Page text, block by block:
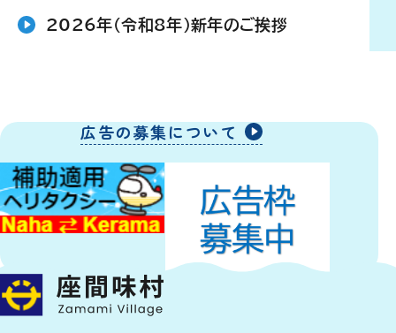
2026年（令和8年）新年のご挨拶
広告の募集について